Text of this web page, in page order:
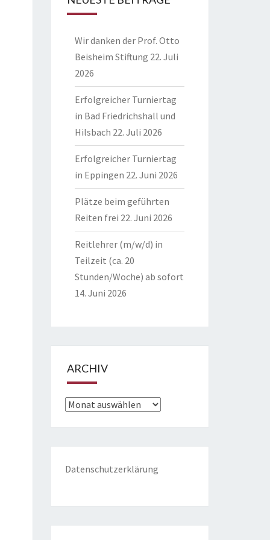
Wir danken der Prof. Otto
Beisheim Stiftung 22. Juli
2026
Erfolgreicher Turniertag
in Bad Friedrichshall und
Hilsbach 22. Juli 2026
Erfolgreicher Turniertag
in Eppingen 22. Juni 2026
Plätze beim geführten
Reiten frei 22. Juni 2026
Reitlehrer (m/w/d) in
Teilzeit (ca. 20
Stunden/Woche) ab sofort
14. Juni 2026
ARCHIV
Archiv
Datenschutzerklärung